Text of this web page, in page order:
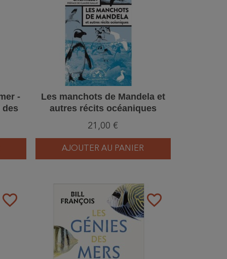
-
des
Les manchots de Mandela et
autres récits océaniques
21,00 €
AJOUTER AU PANIER
favorite_border favorite_border